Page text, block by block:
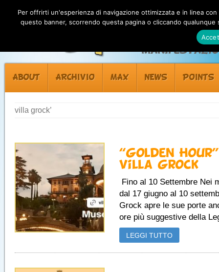
ABOUT ARCHIVIO MAX NEWS POINTS
villa grock’
“Golden
Villa Grock
Fino al 10 Settembre Nei
dal 17 giugno al 10
Grock apre le sue porte
ore più suggestive della
LEGGI TUTTO
Per offrirti un'esperienza di navigazione ottimizzata e in linea
questo banner, scorrendo questa pagina o cliccando